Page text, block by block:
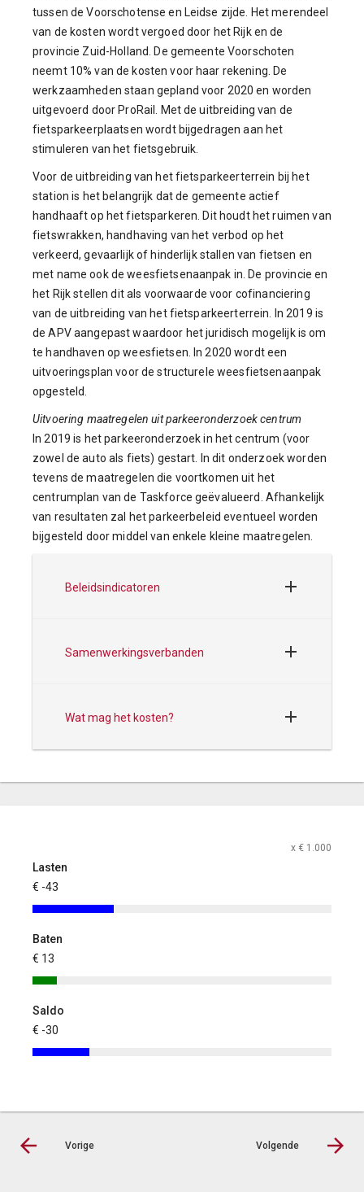
tussen de Voorschotense en Leidse zijde. Het merendeel
van de kosten wordt vergoed door het Rijk en de
provincie Zuid-Holland. De gemeente Voorschoten
neemt 10% van de kosten voor haar rekening. De
werkzaamheden staan gepland voor 2020 en worden
uitgevoerd door ProRail. Met de uitbreiding van de
fietsparkeerplaatsen wordt bijgedragen aan het
stimuleren van het fietsgebruik.
Voor de uitbreiding van het fietsparkeerterrein bij het
station is het belangrijk dat de gemeente actief
handhaaft op het fietsparkeren. Dit houdt het ruimen van
fietswrakken, handhaving van het verbod op het
verkeerd, gevaarlijk of hinderlijk stallen van fietsen en
met name ook de weesfietsenaanpak in. De provincie en
het Rijk stellen dit als voorwaarde voor cofinanciering
van de uitbreiding van het fietsparkeerterrein. In 2019 is
de APV aangepast waardoor het juridisch mogelijk is om
te handhaven op weesfietsen. In 2020 wordt een
uitvoeringsplan voor de structurele weesfietsenaanpak
opgesteld.
Uitvoering maatregelen uit parkeeronderzoek centrum
In 2019 is het parkeeronderzoek in het centrum (voor
zowel de auto als fiets) gestart. In dit onderzoek worden
tevens de maatregelen die voortkomen uit het
centrumplan van de Taskforce geëvalueerd. Afhankelijk
van resultaten zal het parkeerbeleid eventueel worden
bijgesteld door middel van enkele kleine maatregelen.
Beleidsindicatoren
Samenwerkingsverbanden
Wat mag het kosten?
x € 1.000
Lasten
€ -43
Baten
€ 13
Saldo
€ -30
Vorige Volgende